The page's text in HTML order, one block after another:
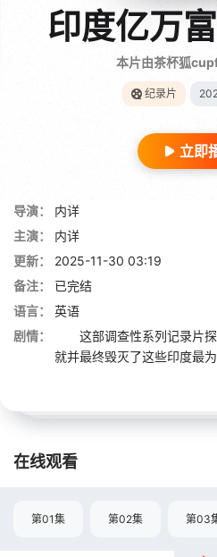
印度亿万
本片由茶杯狐
纪录片
立即
导演：
内详
主演：
内详
更新：
2025-11-30 03:19
备注：
已完结
语言：
英语
剧情：
这部调查性系列记录片探
就并最终毁灭了这些印度最为
在线观看
第01集 第02集 第03